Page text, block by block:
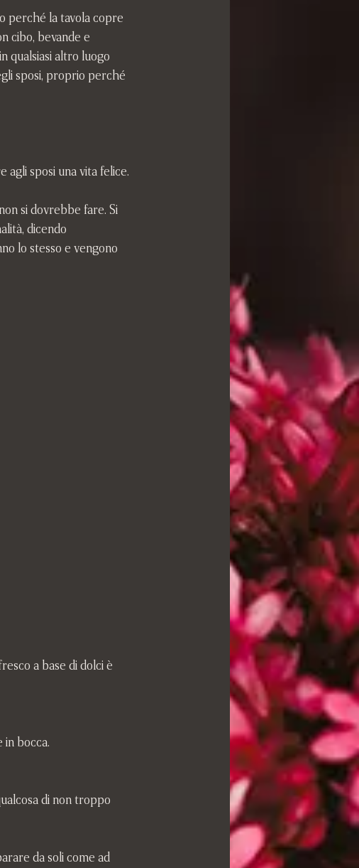
perché la tavola copre
cibo, bevande e
qualsiasi altro luogo
sposi, proprio perché
agli sposi una vita felice.
non si dovrebbe fare. Si
dicendo
lo stesso e vengono
a base di dolci è
bocca.
di non troppo
da soli come ad